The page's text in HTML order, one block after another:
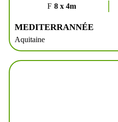
8 x 4m
MEDITERRANNÉE
Aquitaine